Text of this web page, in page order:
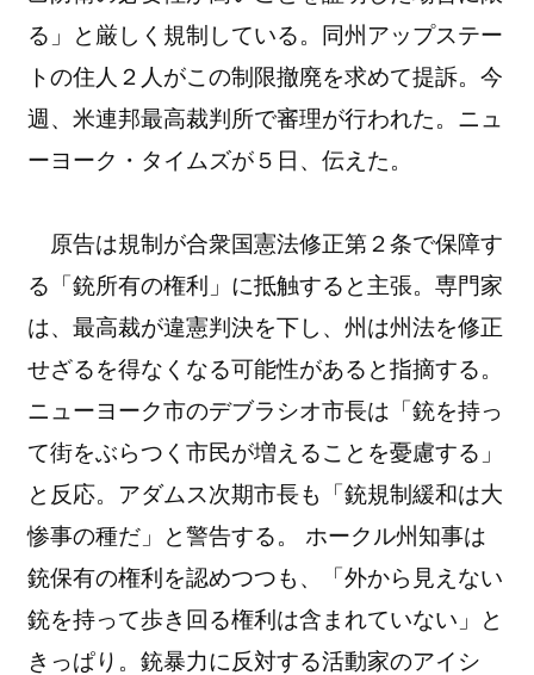
る」と厳しく規制している。同州アップステー
トの住人２人がこの制限撤廃を求めて提訴。今
週、米連邦最高裁判所で審理が行われた。ニュ
ーヨーク・タイムズが５日、伝えた。
原告は規制が合衆国憲法修正第２条で保障す
る「銃所有の権利」に抵触すると主張。専門家
は、最高裁が違憲判決を下し、州は州法を修正
せざるを得なくなる可能性があると指摘する。
ニューヨーク市のデブラシオ市長は「銃を持っ
て街をぶらつく市民が増えることを憂慮する」
と反応。アダムス次期市長も「銃規制緩和は大
惨事の種だ」と警告する。 ホークル州知事は
銃保有の権利を認めつつも、「外から見えない
銃を持って歩き回る権利は含まれていない」と
きっぱり。銃暴力に反対する活動家のアイシ